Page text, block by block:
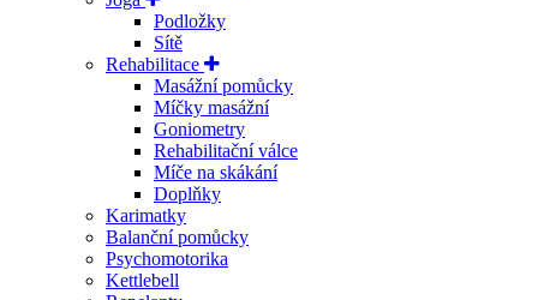
Podložky
Sítě
Rehabilitace
Masážní pomůcky
Míčky masážní
Goniometry
Rehabilitační válce
Míče na skákání
Doplňky
Karimatky
Balanční pomůcky
Psychomotorika
Kettlebell